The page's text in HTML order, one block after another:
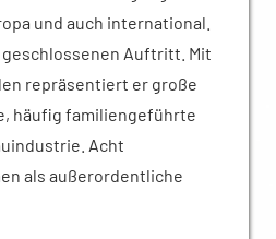
und auch international.
Auftritt. Mit
repräsentiert er große
häufig familiengeführte
Acht
als außerordentliche